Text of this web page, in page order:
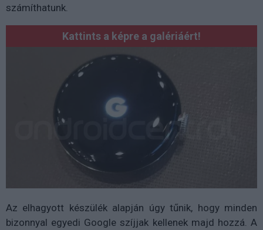
számíthatunk.
Kattints a képre a galériáért!
Az elhagyott készülék alapján úgy tűnik, hogy minden
bizonnyal egyedi Google szíjjak kellenek majd hozzá. A